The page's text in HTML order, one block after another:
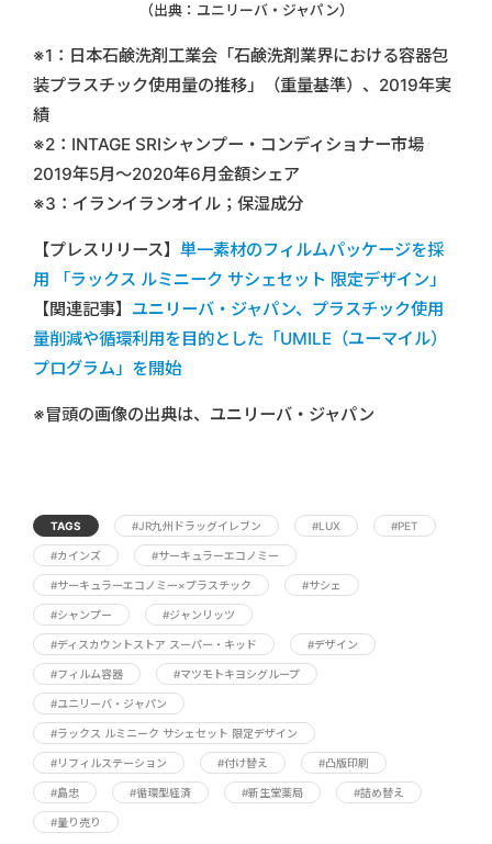
（出典：ユニリーバ・ジャパン）
※1：日本石鹸洗剤工業会「石鹸洗剤業界における容器包
装プラスチック使用量の推移」（重量基準）、2019年実
績
※2：INTAGE SRIシャンプー・コンディショナー市場
2019年5月～2020年6月金額シェア
※3：イランイランオイル；保湿成分
【プレスリリース】 単一素材のフィルムパッケージを採
用 「ラックス ルミニーク サシェセット 限定デザイン」
【関連記事】 ユニリーバ・ジャパン、プラスチック使用
量削減や循環利用を目的とした「UMILE（ユーマイル）
プログラム」を開始
※冒頭の画像の出典は、ユニリーバ・ジャパン
TAGS #JR九州ドラッグイレブン #LUX #PET
#カインズ #サーキュラーエコノミー
#サーキュラーエコノミー×プラスチック #サシェ
#シャンプー #ジャンリッツ
#ディスカウントストア スーパー・キッド #デザイン
#フィルム容器 #マツモトキヨシグループ
#ユニリーバ・ジャパン
#ラックス ルミニーク サシェセット 限定デザイン
#リフィルステーション #付け替え #凸版印刷
#島忠 #循環型経済 #新生堂薬局 #詰め替え
#量り売り